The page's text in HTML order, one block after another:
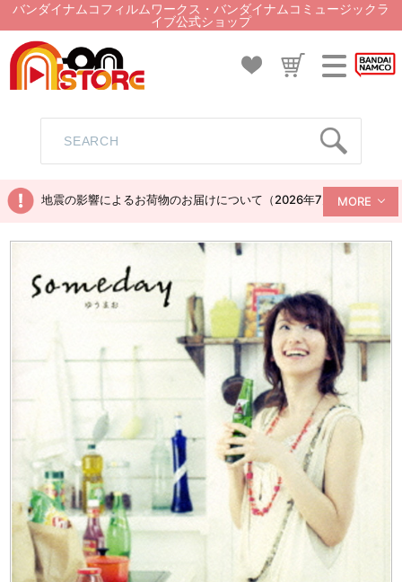
バンダイナムコフィルムワークス・バンダイナムコミュージックラ
イブ公式ショップ
地震の影響によるお荷物のお届けについて（2026年7月28日現在）
MORE